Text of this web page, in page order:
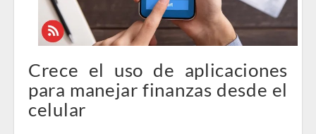
Crece el uso de aplicaciones
para manejar finanzas desde el
celular